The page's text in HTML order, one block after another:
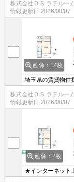
可能！インターネ
す。初期費用のキ
支払いも対応して
株式会社ＯＳ ラテルー
情報更新日 2026/08/07
画像：14枚
埼玉県の賃貸物件
の中でも埼玉県に
可能！インターネ
す。初期費用のキ
支払いも対応して
株式会社ＯＳ ラテルー
情報更新日 2026/08/07
画像：2枚
★インターネット
紹介致します★お